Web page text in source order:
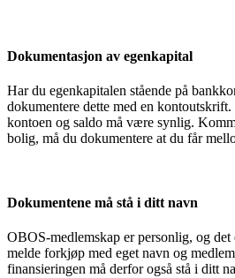
Dokumentasjon av egenkapital
Har du egenkapitalen stående på
dokumentere dette med en
kontoen og saldo må være synlig.
bolig, må du dokumentere at du får
Dokumentene må stå i ditt navn
OBOS-medlemskap er personlig, og
melde forkjøp med eget navn og
finansieringen må derfor også stå i ditt